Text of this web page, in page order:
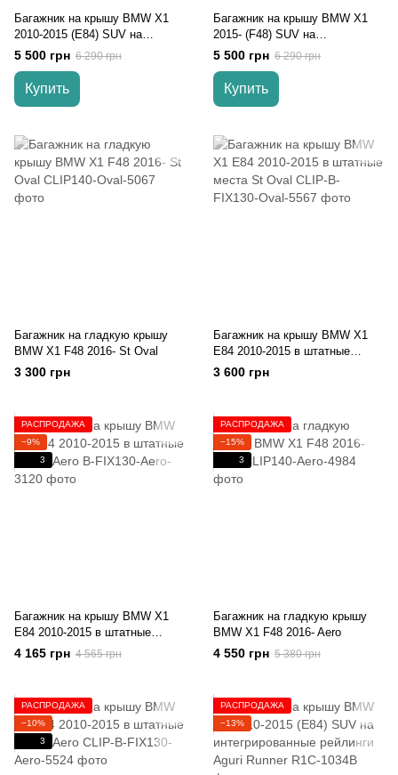
Багажник на крышу BMW X1
2010-2015 (E84) SUV на
интегрированные рейлинги
Aguri Runner
5 500 грн 6 290 грн
Купить
Багажник на крышу BMW X1
2015- (F48) SUV на
интегрированные рейлинги
Aguri Runner
5 500 грн 6 290 грн
Купить
Багажник на гладкую крышу
BMW X1 F48 2016- St Oval
3 300 грн
Багажник на крышу BMW X1
E84 2010-2015 в штатные
места St Oval
3 600 грн
РАСПРОДАЖА
−9%
3
Багажник на крышу BMW X1
E84 2010-2015 в штатные
места Aero
4 165 грн 4 565 грн
РАСПРОДАЖА
−15%
3
Багажник на гладкую крышу
BMW X1 F48 2016- Aero
4 550 грн 5 380 грн
РАСПРОДАЖА
−10%
3
РАСПРОДАЖА
−13%